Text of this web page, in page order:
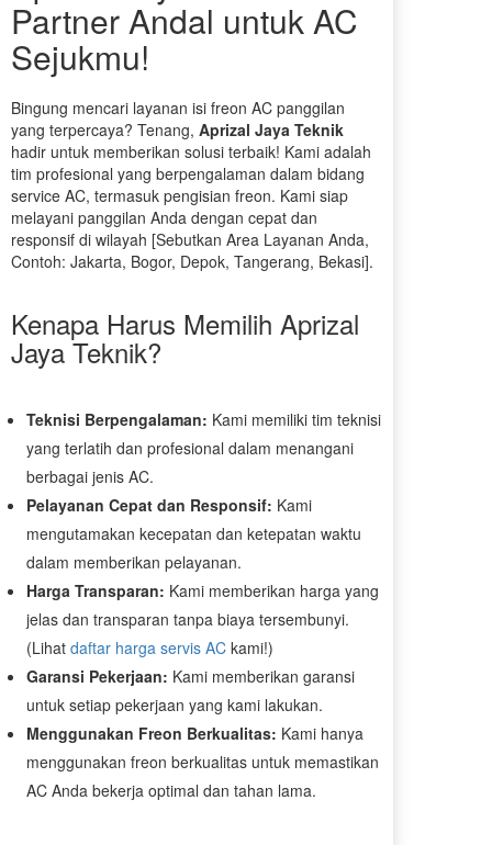
Partner Andal untuk AC
Sejukmu!
Bingung mencari layanan isi freon AC panggilan
yang terpercaya? Tenang, Aprizal Jaya Teknik
hadir untuk memberikan solusi terbaik! Kami adalah
tim profesional yang berpengalaman dalam bidang
service AC, termasuk pengisian freon. Kami siap
melayani panggilan Anda dengan cepat dan
responsif di wilayah [Sebutkan Area Layanan Anda,
Contoh: Jakarta, Bogor, Depok, Tangerang, Bekasi].
Kenapa Harus Memilih Aprizal
Jaya Teknik?
Teknisi Berpengalaman: Kami memiliki tim teknisi
yang terlatih dan profesional dalam menangani
berbagai jenis AC.
Pelayanan Cepat dan Responsif: Kami
mengutamakan kecepatan dan ketepatan waktu
dalam memberikan pelayanan.
Harga Transparan: Kami memberikan harga yang
jelas dan transparan tanpa biaya tersembunyi.
(Lihat daftar harga servis AC kami!)
Garansi Pekerjaan: Kami memberikan garansi
untuk setiap pekerjaan yang kami lakukan.
Menggunakan Freon Berkualitas: Kami hanya
menggunakan freon berkualitas untuk memastikan
AC Anda bekerja optimal dan tahan lama.